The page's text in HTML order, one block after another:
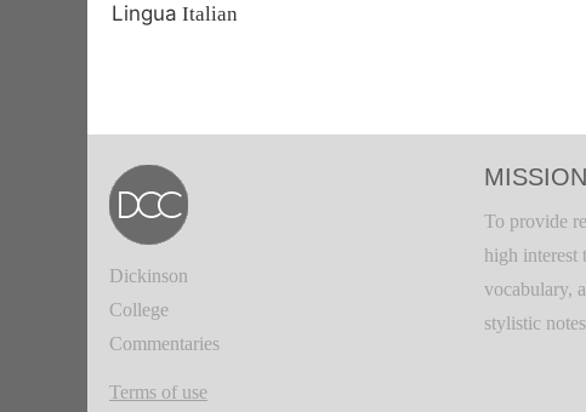
Lingua Italian
Dickinson
College
Commentaries
Terms of use
MISSION
To provide
high interest
vocabulary,
stylistic